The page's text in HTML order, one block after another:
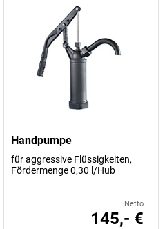
Handpumpe
für aggressive Flüssigkeiten,
Fördermenge 0,30 l/Hub
Netto
145,- €